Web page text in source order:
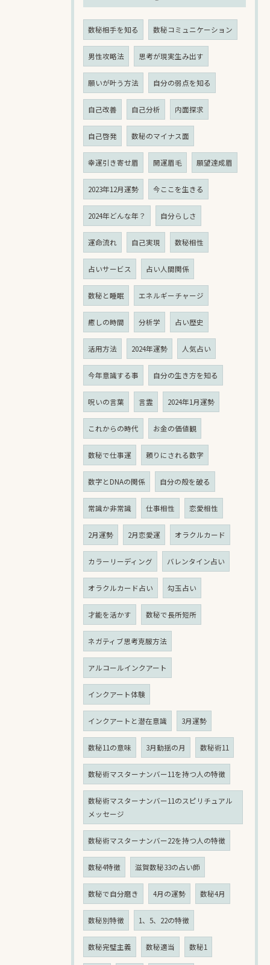
数秘相手を知る 数秘コミュニケーション
男性攻略法 思考が現実生み出す
願いが叶う方法 自分の弱点を知る
自己改善 自己分析 内面探求
自己啓発 数秘のマイナス面
幸運引き寄せ眉 開運眉毛 願望達成眉
2023年12月運勢 今ここを生きる
2024年どんな年？ 自分らしさ
運命流れ 自己実現 数秘相性
占いサービス 占い人間関係
数秘と睡眠 エネルギーチャージ
癒しの時間 分析学 占い歴史
活用方法 2024年運勢 人気占い
今年意識する事 自分の生き方を知る
呪いの言葉 言霊 2024年1月運勢
これからの時代 お金の価値観
数秘で仕事運 頼りにされる数字
数字とDNAの関係 自分の殻を破る
常識か非常識 仕事相性 恋愛相性
2月運勢 2月恋愛運 オラクルカード
カラーリーディング バレンタイン占い
オラクルカード占い 勾玉占い
才能を活かす 数秘で長所短所
ネガティブ思考克服方法
アルコールインクアート
インクアート体験
インクアートと潜在意識 3月運勢
数秘11の意味 3月動揺の月 数秘術11
数秘術マスターナンバー11を持つ人の特徴
数秘術マスターナンバー11のスピリチュアル
メッセージ
数秘術マスターナンバー22を持つ人の特徴
数秘4特徴 滋賀数秘33の占い師
数秘で自分磨き 4月の運勢 数秘4月
数秘別特徴 1、5、22の特徴
数秘完璧主義 数秘適当 数秘1